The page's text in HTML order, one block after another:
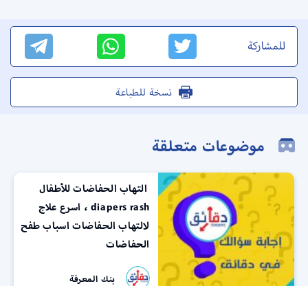
للمشاركة
نسخة للطباعة
موضوعات متعلقة
التهاب الحفاضات للأطفال
diapers rash ، اسرع علاج
لالتهاب الحفاضات اسباب طفح
الحفاضات
بنك المعرفة